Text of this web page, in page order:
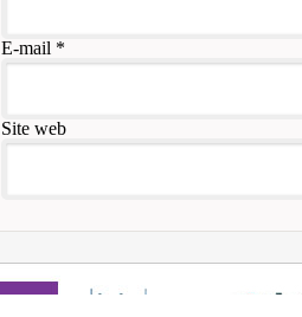
E-mail *
Site web